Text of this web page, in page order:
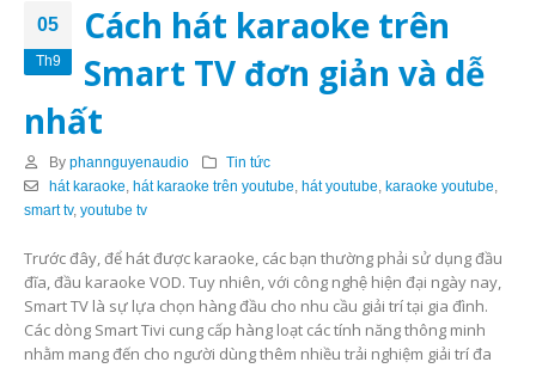
05
Th9
Cách hát karaoke trên
Smart TV đơn giản và dễ
nhất
By phannguyenaudio
Tin tức
hát karaoke hát karaoke trên youtube hát youtube karaoke youtube
smart tv, youtube tv
Trước đây, để hát được karaoke, các bạn thường phải sử dụng đầu
đĩa, đầu karaoke VOD. Tuy nhiên, với công nghệ hiện đại ngày nay,
Smart TV là sự lựa chọn hàng đầu cho nhu cầu giải trí tại gia đình.
Các dòng Smart Tivi cung cấp hàng loạt các tính năng thông minh
nhằm mang đến cho người dùng thêm nhiều trải nghiệm giải trí đa